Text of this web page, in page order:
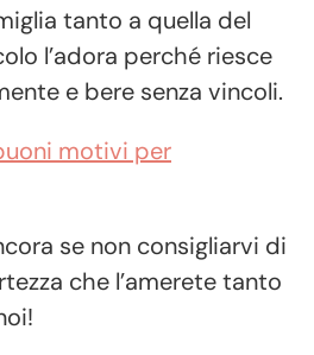
tanto a quella del
l’adora perché riesce
e bere senza vincoli.
motivi per
se non consigliarvi di
che l’amerete tanto